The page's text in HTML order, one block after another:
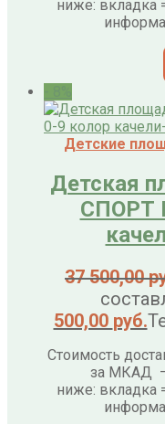
ниже: вкладка
Детские
Детская
СПОРТ
37 500,00
500,00 руб.
Стоимость
за МКАД –
ниже: вкладка